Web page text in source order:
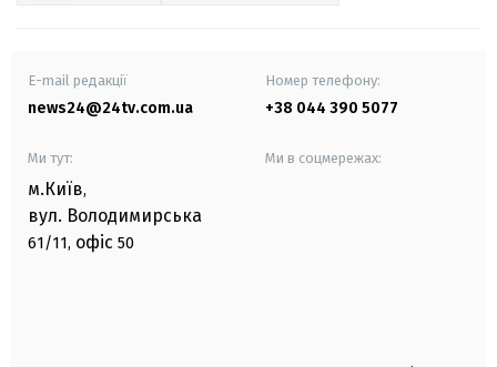
E-mail редакції
news24@24tv.com.ua
Номер телефону:
+38 044 390 5077
Ми тут:
м.Київ,
вул. Володимирська
61/11, офіс 50
Ми в соцмережах: